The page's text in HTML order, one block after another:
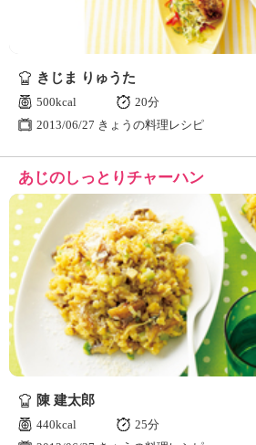
きじま りゅうた
500kcal
20分
2013/06/27 きょうの料理レシピ
あじのしっとりチャーハン
陳 建太郎
440kcal
25分